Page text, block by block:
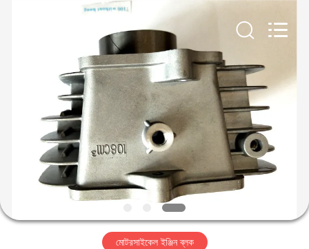
ভিডিও
আমাদের
সম্পর্কে
মোটরসাইকেল ইঞ্জিন ব্লক